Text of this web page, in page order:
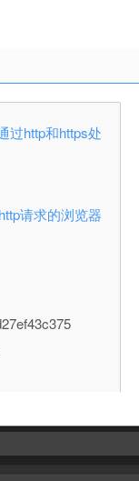
过http和https处
请求的浏览器